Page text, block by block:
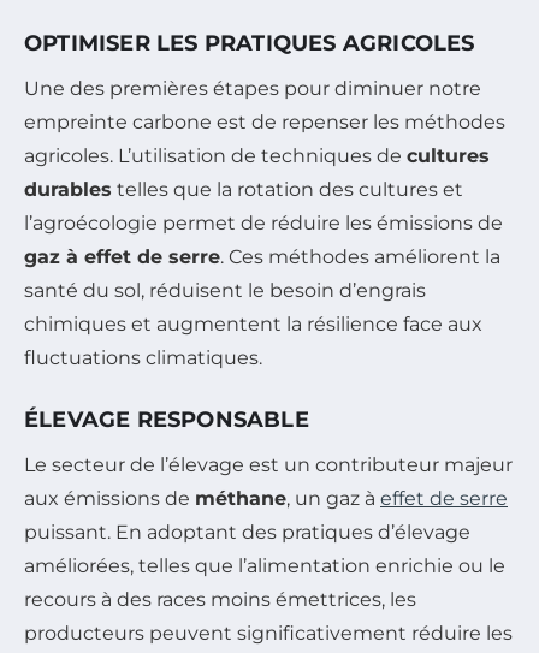
OPTIMISER LES PRATIQUES AGRICOLES
Une des premières étapes pour diminuer notre
empreinte carbone est de repenser les méthodes
agricoles. L’utilisation de techniques de cultures
durables telles que la rotation des cultures et
l’agroécologie permet de réduire les émissions de
gaz à effet de serre. Ces méthodes améliorent la
santé du sol, réduisent le besoin d’engrais
chimiques et augmentent la résilience face aux
fluctuations climatiques.
ÉLEVAGE RESPONSABLE
Le secteur de l’élevage est un contributeur majeur
aux émissions de méthane, un gaz à effet de serre
puissant. En adoptant des pratiques d’élevage
améliorées, telles que l’alimentation enrichie ou le
recours à des races moins émettrices, les
producteurs peuvent significativement réduire les